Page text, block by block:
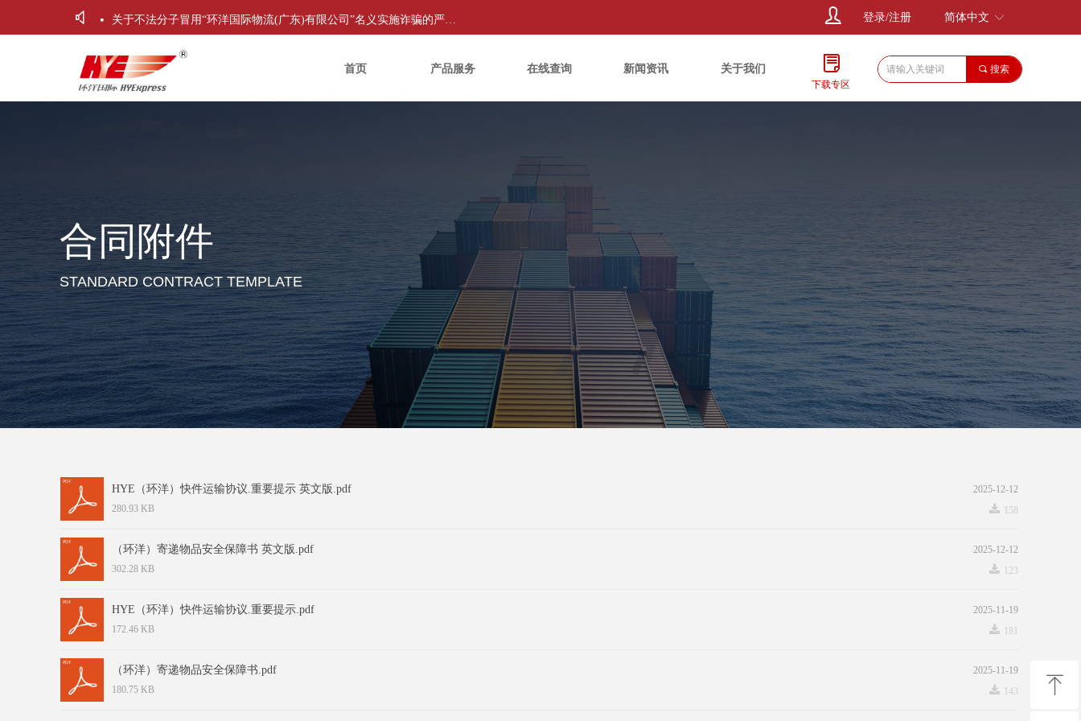
넷 关于不法分子冒用“环洋国际物流(广东)有限公司”名义实施诈骗的严正声明： ꀅ
简体中文
ꄑ
ꂗ 登录/注册
首页 产品服务 在线查询 新闻资讯 关于我们 ꂓ
下载专区
끠 搜索
合同附件
STANDARD CONTRACT TEMPLATE
2025-12-12
HYE（环洋）快件运输协议.重要提示 英文版.pdf
끂 158
280.93 KB
2025-12-12
（环洋）寄递物品安全保障书 英文版.pdf
끂 123
302.28 KB
2025-11-19
HYE（环洋）快件运输协议.重要提示.pdf
끂 181
172.46 KB
2025-11-19
（环洋）寄递物品安全保障书.pdf
끂 143
180.75 KB ꁸ